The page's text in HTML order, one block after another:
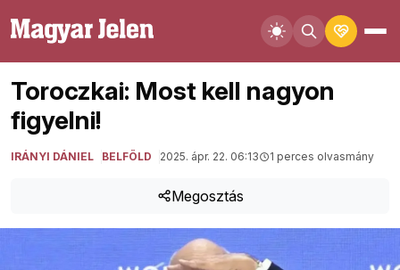
Toroczkai: Most kell nagyon
figyelni!
IRÁNYI DÁNIEL BELFÖLD 2025. ápr. 22. 06:13 1 perces olvasmány
Megosztás